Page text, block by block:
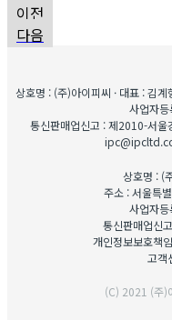
이전
다음
상호명 : (주)아이피씨 · 대표 : 김
사업자
통신판매업신고 : 제2010-서울
상호명 : (
주소 : 서울특
사업자
통신판매업신
개인정보보호책
고객
(C) 2021 (주)